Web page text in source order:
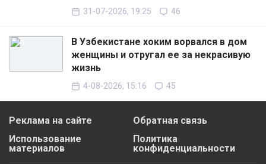
31-07-2026, 19:25 46
В Узбекистане хоким ворвался в дом
женщины и отругал ее за некрасивую
жизнь
4-08-2026, 15:16 45
Реклама на сайте
Обратная связь
Использование
материалов
Политика
конфиденциальности